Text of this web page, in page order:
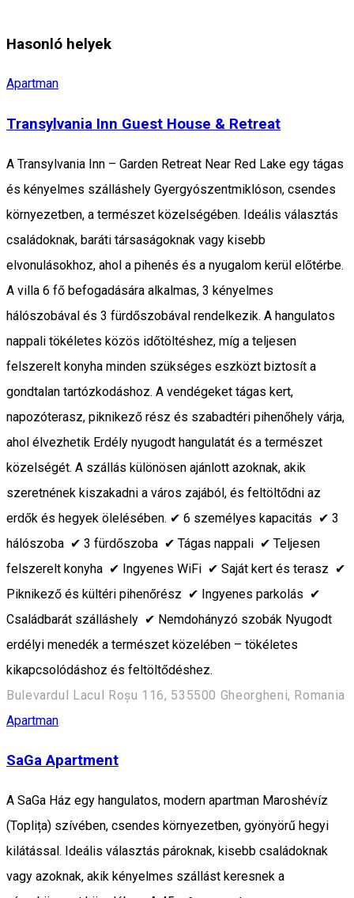
Hasonló helyek
Apartman
Transylvania Inn Guest House & Retreat
A Transylvania Inn – Garden Retreat Near Red Lake egy tágas
és kényelmes szálláshely Gyergyószentmiklóson, csendes
környezetben, a természet közelségében. Ideális választás
családoknak, baráti társaságoknak vagy kisebb
elvonulásokhoz, ahol a pihenés és a nyugalom kerül előtérbe.
A villa 6 fő befogadására alkalmas, 3 kényelmes
hálószobával és 3 fürdőszobával rendelkezik. A hangulatos
nappali tökéletes közös időtöltéshez, míg a teljesen
felszerelt konyha minden szükséges eszközt biztosít a
gondtalan tartózkodáshoz. A vendégeket tágas kert,
napozóterasz, piknikező rész és szabadtéri pihenőhely várja,
ahol élvezhetik Erdély nyugodt hangulatát és a természet
közelségét. A szállás különösen ajánlott azoknak, akik
szeretnének kiszakadni a város zajából, és feltöltődni az
erdők és hegyek ölelésében. ✔ 6 személyes kapacitás ✔ 3
hálószoba ✔ 3 fürdőszoba ✔ Tágas nappali ✔ Teljesen
felszerelt konyha ✔ Ingyenes WiFi ✔ Saját kert és terasz ✔
Piknikező és kültéri pihenőrész ✔ Ingyenes parkolás ✔
Családbarát szálláshely ✔ Nemdohányzó szobák Nyugodt
erdélyi menedék a természet közelében – tökéletes
kikapcsolódáshoz és feltöltődéshez.
Bulevardul Lacul Roșu 116, 535500 Gheorgheni, Romania
Apartman
SaGa Apartment
A SaGa Ház egy hangulatos, modern apartman Maroshévíz
(Toplița) szívében, csendes környezetben, gyönyörű hegyi
kilátással. Ideális választás pároknak, kisebb családoknak
vagy azoknak, akik kényelmes szállást keresnek a